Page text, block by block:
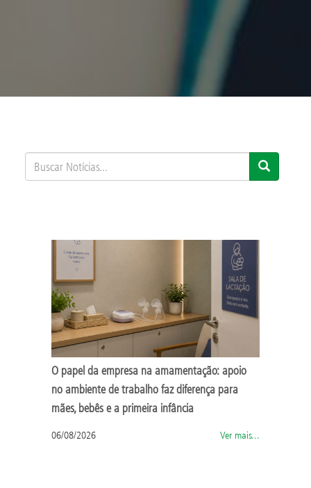
Buscar
Notícias...
Busca
O papel da empresa na amamentação: apoio
no ambiente de trabalho faz diferença para
mães, bebês e a primeira infância
06/08/2026 Ver mais...